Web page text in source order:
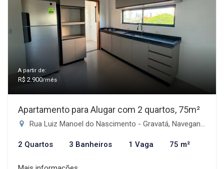
A partir de:
R$ 2.900/mês
Apartamento para Alugar com 2 quartos, 75m²
Rua Luiz Manoel do Nascimento - Gravatá, Navegantes-SC
2 Quartos 3 Banheiros 1 Vaga 75 m²